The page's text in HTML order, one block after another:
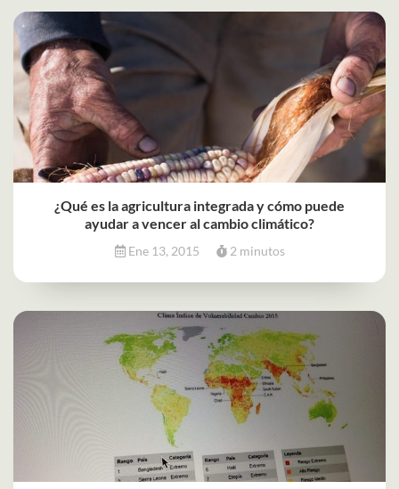
¿Qué es la agricultura integrada y cómo puede
ayudar a vencer al cambio climático?
Ene 13, 2015 2 minutos